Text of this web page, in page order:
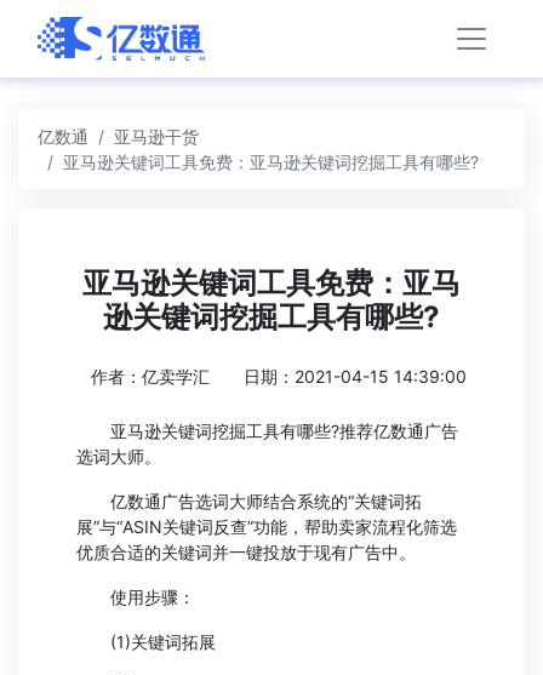
亿数通
亚马逊干货
亚马逊关键词工具免费：亚马逊关键词挖掘工具有哪些?
亚马逊关键词工具免费：亚马
逊关键词挖掘工具有哪些?
作者：亿卖学汇 日期：2021-04-15 14:39:00
亚马逊关键词挖掘工具有哪些?推荐亿数通广告
选词大师。
亿数通广告选词大师结合系统的“关键词拓
展”与“ASIN关键词反查”功能，帮助卖家流程化筛选
优质合适的关键词并一键投放于现有广告中。
使用步骤：
(1)关键词拓展